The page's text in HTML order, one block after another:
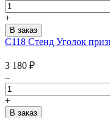
+
C118 Стенд Уголок
3 180 ₽
–
+